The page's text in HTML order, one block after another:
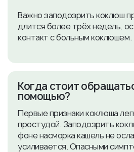
Важно заподозрить коклюш
длится более трёх недель,
контакт с больным коклюшем.
​Когда стоит
помощью?
Первые признаки коклюша
простудой. Заподозрить
фоне насморка кашель не
усиливается. Опасными